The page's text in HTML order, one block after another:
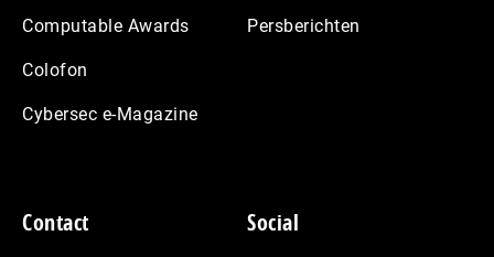
Computable Awards
Colofon
Cybersec e-Magazine
Persberichten
Contact Social